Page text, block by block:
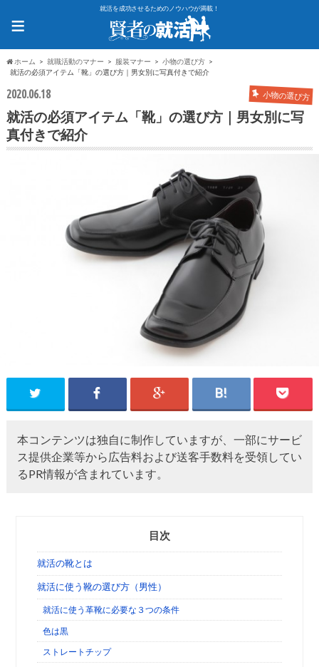
就活を成功させるためのノウハウが満載！
≡
ホーム 就職活動のマナー 服装マナー
小物の選び方
就活の必須アイテム「靴」の選び方｜男女別に写真付きで紹介
2020.06.18 小物の選び方
就活の必須アイテム「靴」の選び方｜男女別に写
真付きで紹介
本コンテンツは独自に制作していますが、一部にサービ
ス提供企業等から広告料および送客手数料を受領してい
るPR情報が含まれています。
目次
就活の靴とは
就活に使う靴の選び方（男性）
就活に使う革靴に必要な３つの条件
色は黒
ストレートチップ